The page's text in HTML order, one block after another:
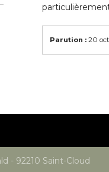
Parution : 20
- 92210 Saint-Cloud